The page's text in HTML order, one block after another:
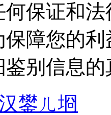
保证和
保障您的
别信息
鐢ㄦ埛